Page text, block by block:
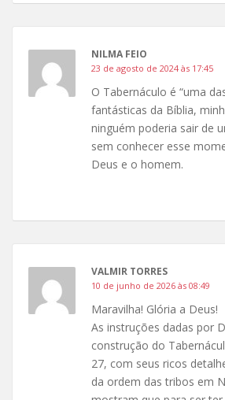
NILMA FEIO
23 de agosto de 2024 às 17:45
O Tabernáculo é “uma
fantásticas da Bíblia,
ninguém poderia sair de
sem conhecer esse
Deus e o homem.
VALMIR TORRES
10 de junho de 2026 às 08:49
Maravilha! Glória a Deus!
As instruções dadas por
construção do
27, com seus ricos
da ordem das tribos em